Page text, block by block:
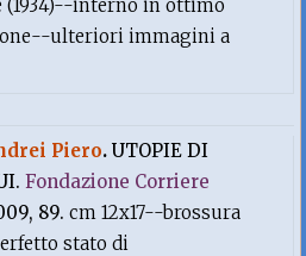
(1934)--interno in ottimo
ulteriori immagini a
Piero.UTOPIE DI
Fondazione Corriere
89.cm 12x17--brossura
stato di